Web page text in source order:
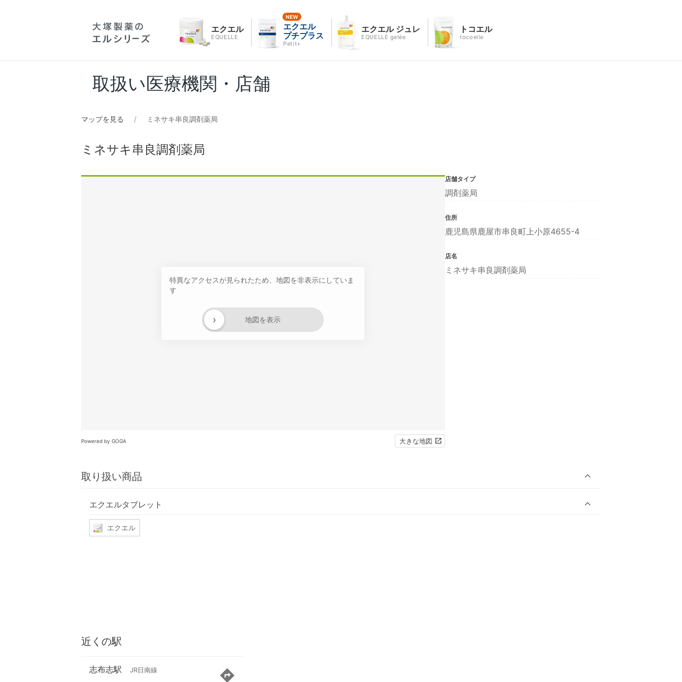
エクエル
EQUELLE
エクエル
プチプラス
Petit+
エクエル ジュレ
EQUELLE gelée
トコエル
tocoelle
取扱い医療機関・店舗
マップを見る ミネサキ串良調剤薬局
ミネサキ串良調剤薬局
特異なアクセスが見られたため、地図を非表示にしていま
す
地図を表示
›
Powered by GOGA 大きな地図
取り扱い商品
エクエルタブレット
エクエル
店舗タイプ
調剤薬局
住所
鹿児島県鹿屋市串良町上小原4655-4
店名
ミネサキ串良調剤薬局
近くの駅
志布志駅 JR日南線